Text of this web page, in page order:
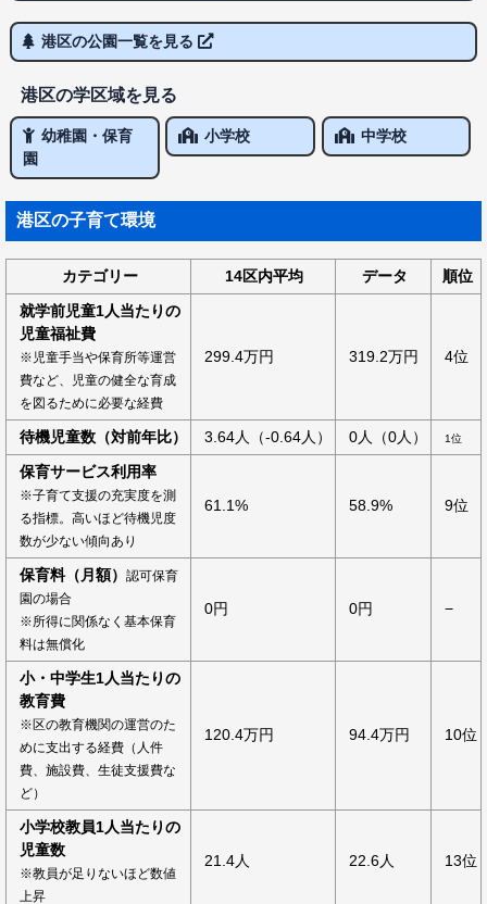
港区の公園一覧を見る
港区の学区域を見る
幼稚園・保育
園
小学校 中学校
港区の子育て環境
カテゴリー 14区内平均 データ
順位
就学前児童1人当たりの
児童福祉費
※児童手当や保育所等運営
費など、児童の健全な育成
を図るために必要な経費
299.4万円 319.2万円 4位
待機児童数（対前年比） 3.64人（-0.64人） 0人（0人） 1位
保育サービス利用率
※子育て支援の充実度を測
る指標。高いほど待機児度
数が少ない傾向あり
61.1% 58.9% 9位
保育料（月額）
認可保育
園の場合
※所得に関係なく基本保育
料は無償化
0円 0円 −
小・中学生1人当たりの
教育費
※区の教育機関の運営のた
めに支出する経費（人件
費、施設費、生徒支援費な
ど）
120.4万円 94.4万円 10位
小学校教員1人当たりの
児童数
※教員が足りないほど数値
上昇
21.4人 22.6人 13位